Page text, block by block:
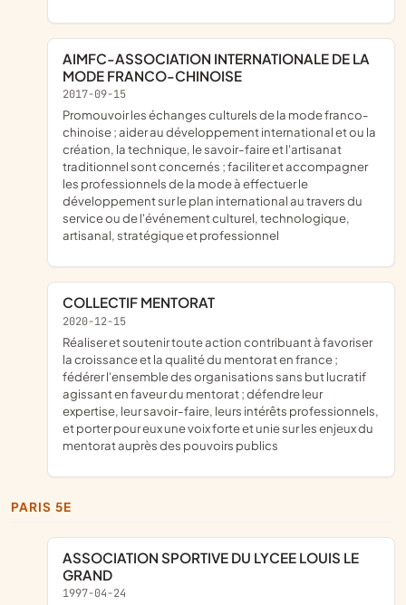
AIMFC-ASSOCIATION INTERNATIONALE DE LA
MODE FRANCO-CHINOISE
2017-09-15
promouvoir les échanges culturels de la mode franco-
chinoise ; aider au développement international et ou la
création, la technique, le savoir-faire et l'artisanat
traditionnel sont concernés ; faciliter et accompagner
les professionnels de la mode à effectuer le
développement sur le plan international au travers du
service ou de l'événement culturel, technologique,
artisanal, stratégique et professionnel
COLLECTIF MENTORAT
2020-12-15
réaliser et soutenir toute action contribuant à favoriser
la croissance et la qualité du mentorat en france ;
fédérer l'ensemble des organisations sans but lucratif
agissant en faveur du mentorat ; défendre leur
expertise, leur savoir-faire, leurs intérêts professionnels,
et porter pour eux une voix forte et unie sur les enjeux du
mentorat auprès des pouvoirs publics
PARIS 5E
ASSOCIATION SPORTIVE DU LYCEE LOUIS LE
GRAND
1997-04-24